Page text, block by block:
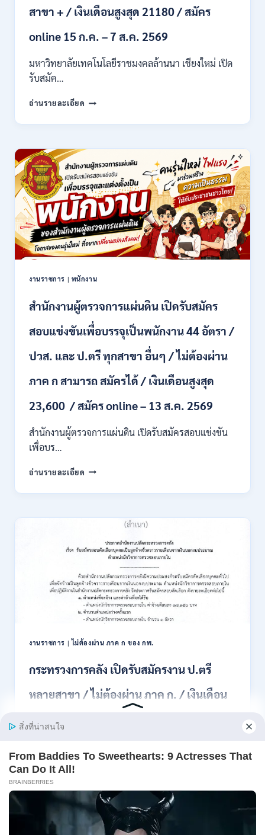
เงิน
เดือน
/
ต้อง
ก
กพ.
สมัคร
17
–
21
สิงหาคม
2569
สาขา + / เงินเดือนสูงสุด 21180 / สมัคร
online 15 ก.ค. – 7 ส.ค. 2569
มหาวิทยาลัยเทคโนโลยีราชมงคลล้านนา เชียงใหม่ เปิด
รับสมัค…
อ่านรายละเอียด มหาวิทยาลัย
ราช
ล้าน
เชียงใหม่
เปิด
รับ
สมัคร
คัด
เลือก
บุคคล
เพื่อ
เป็น
หลาย
อัตรา
/
ป.ตรี
หลาย
+
เงิน
สูงสุด
15
2569
งานราชการ | พนักงาน
สำนักงานผู้ตรวจการแผ่นดิน เปิดรับสมัคร
สอบแข่งขันเพื่อบรรจุเป็นพนักงาน 44 อัตรา /
ปวส. และ ป.ตรี ทุกสาขา อื่นๆ / ไม่ต้องผ่าน
ภาค ก สามารถ สมัครได้ / เงินเดือนสูงสุด
23,600 / สมัคร online – 13 ส.ค. 2569
สำนักงานผู้ตรวจการแผ่นดิน เปิดรับสมัครสอบแข่งขัน
เพื่อบร…
อ่านรายละเอียด สำนักงาน
ตรวจ
แผ่น
รับ
สอบ
แข่งขัน
เพื่อ
บรรจุ
เป็น
44
/
และ
/
ผ่าน
ภาค
ก
สามารถ
งานราชการ |ไม่ต้องผ่าน ภาค ก ของ กพ.
กระทรวงการคลัง เปิดรับสมัครงาน ป.ตรี
หลายสาขา / ไม่ต้องผ่าน ภาค ก. / เงินเดือน
18150 / สมัคร 13 – 25 สิงหาคม 2569
ตำแหน่งนักวิ…
อ่านรายละเอียด
การ
คลัง
เปิด
รับ